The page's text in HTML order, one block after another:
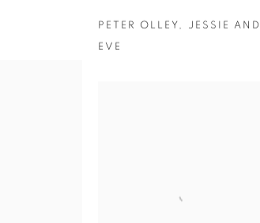
PETER OLLEY, JESSIE AND
EVE